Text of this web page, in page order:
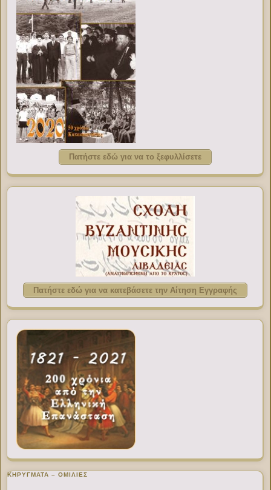
Πατήστε εδώ για να το ξεφυλλίσετε
Πατήστε εδώ για να κατεβάσετε την Αίτηση Εγγραφής
ΚΗΡΥΓΜΑΤΑ – ΟΜΙΛΙΕΣ